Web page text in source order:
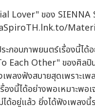
Lover" ของ SIENNA
ะกอบภาพยนตร์เรื่องนี้ได้
Each Other" ของศิลปิ
พลงฟังสบายสุดเพราะเพ
งนี้ได้อย่างพอเหมาะพอเ
ได้อยู่แล้ว ยิ่งได้ฟังเพลงนี้